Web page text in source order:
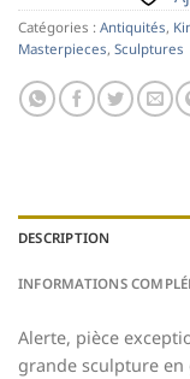
Catégories : Antiquités,
Masterpieces, Sculptures
DESCRIPTION
INFORMATIONS
Alerte, pièce
grande sculpture